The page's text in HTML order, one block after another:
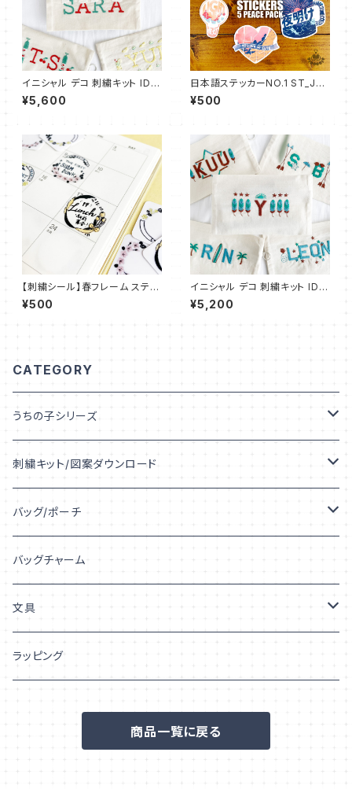
イニシャル デコ 刺繍キット IDE
able フルーツパーラー：ID_K01
¥5,600
日本語ステッカーNO.1 ST_JP0
1
¥500
【刺繍シール】春フレーム ステッ
カー【フレークシール】ST_EMB
01
¥500
イニシャル デコ 刺繍キット IDE
able カリフォルニア・サマー：ID
_K02
¥5,200
CATEGORY
うちの子シリーズ
うちの子デザイン
うちの子シルエット
うちの子プリント
うちの子「柄」
刺繍キット/図案ダウンロード
キット
図案ダウンロード
バッグ/ポーチ
トートバッグ
巾着
ポーチ
バッグチャーム
文具
シール/ステッカー
ラッピング
商品一覧に戻る